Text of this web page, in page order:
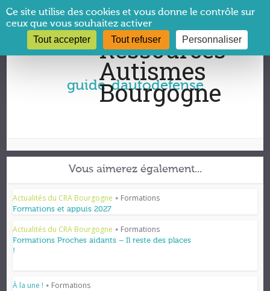
Vous êtes ici :CRA Bourgogne→guide-dautodefense
guide-dautodefense
Vous aimerez également...
Actualités du CRA Bourgogne • Formations
Formations et appuis 2027
Actualités du CRA Bourgogne • Formations
Formations Proches aidants – Il reste des places
!
À la une ! • Formations
Panneau de gestion des cookies
Ce site utilise des cookies et vous donne le contrôle sur
ceux que vous souhaitez activer
Tout accepter Tout refuser Personnaliser